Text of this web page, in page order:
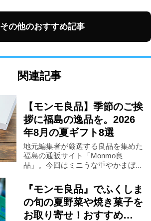
その他のおすすめ記事
関連記事
【モンモ良品】季節のご挨
拶に福島の逸品を。2026
年8月の夏ギフト8選
地元編集者が厳選する良品を集めた
福島の通販サイト「Monmo良
品」。今回はミニうな重やかまぼ...
『モンモ良品』でふくしま
の旬の夏野菜や焼き菓子を
お取り寄せ！おすすめ…